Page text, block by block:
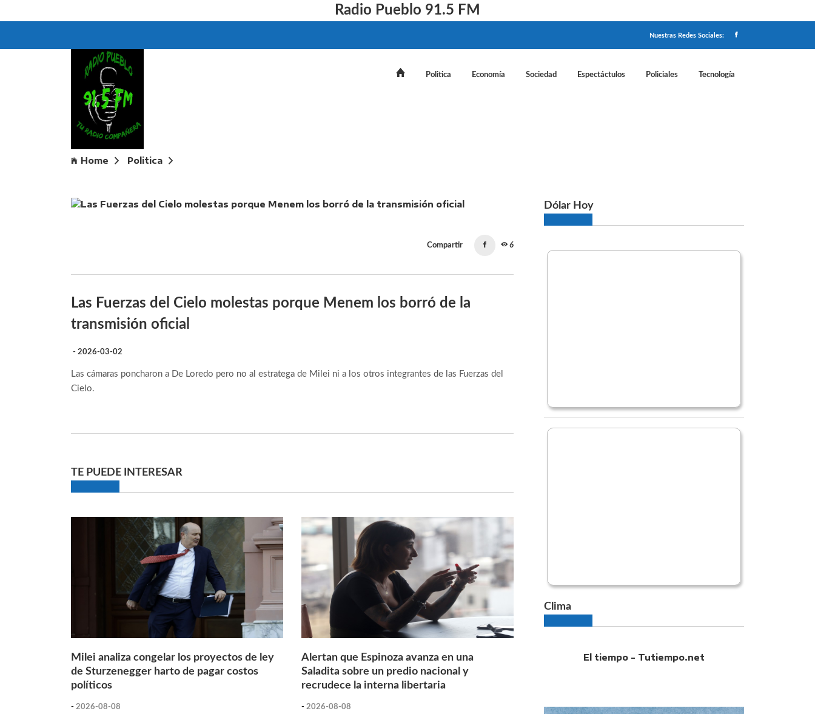
Radio Pueblo 91.5 FM
Nuestras Redes Sociales:
Politica Economía Sociedad Espectáctulos Policiales Tecnología
Home Politica
Compartir 6
Las Fuerzas del Cielo molestas porque Menem los borró de la
transmisión oficial
- 2026-03-02
Las cámaras poncharon a De Loredo pero no al estratega de Milei ni a los otros integrantes de las Fuerzas del
Cielo.
TE PUEDE INTERESAR
Milei analiza congelar los proyectos de ley
de Sturzenegger harto de pagar costos
políticos
- 2026-08-08
Alertan que Espinoza avanza en una
Saladita sobre un predio nacional y
recrudece la interna libertaria
- 2026-08-08
Dólar Hoy
Clima
El tiempo - Tutiempo.net